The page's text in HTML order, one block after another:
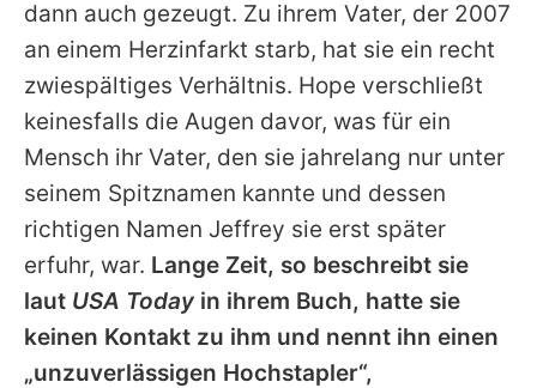
dann auch gezeugt. Zu ihrem Vater, der 2007
an einem Herzinfarkt starb, hat sie ein recht
zwiespältiges Verhältnis. Hope verschließt
keinesfalls die Augen davor, was für ein
Mensch ihr Vater, den sie jahrelang nur unter
seinem Spitznamen kannte und dessen
richtigen Namen Jeffrey sie erst später
erfuhr, war. Lange Zeit, so beschreibt sie
laut USA Today in ihrem Buch, hatte sie
keinen Kontakt zu ihm und nennt ihn einen
„unzuverlässigen Hochstapler“,